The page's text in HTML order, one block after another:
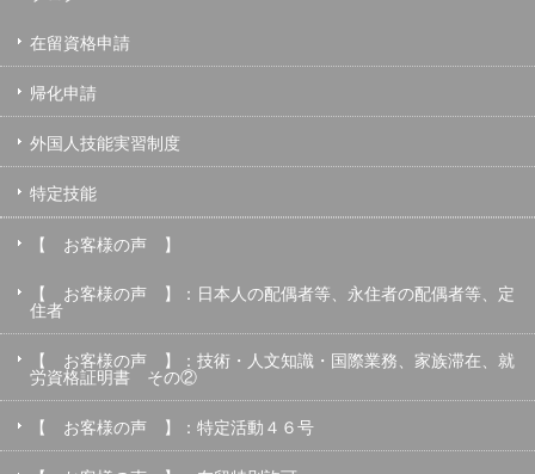
在留資格申請
帰化申請
外国人技能実習制度
特定技能
【 お客様の声 】
【 お客様の声 】：日本人の配偶者等、永住者の配偶者等、定
住者
【 お客様の声 】：技術・人文知識・国際業務、家族滞在、就
労資格証明書 その②
【 お客様の声 】：特定活動４６号